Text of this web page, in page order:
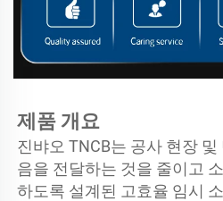
제품 개요
진뱌오 TNCB는 공사 현장
음을 전달하는 것을 줄이고
하도록 설계된 고효율 임시